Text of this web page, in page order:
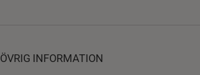
ÖVRIG INFORMATION